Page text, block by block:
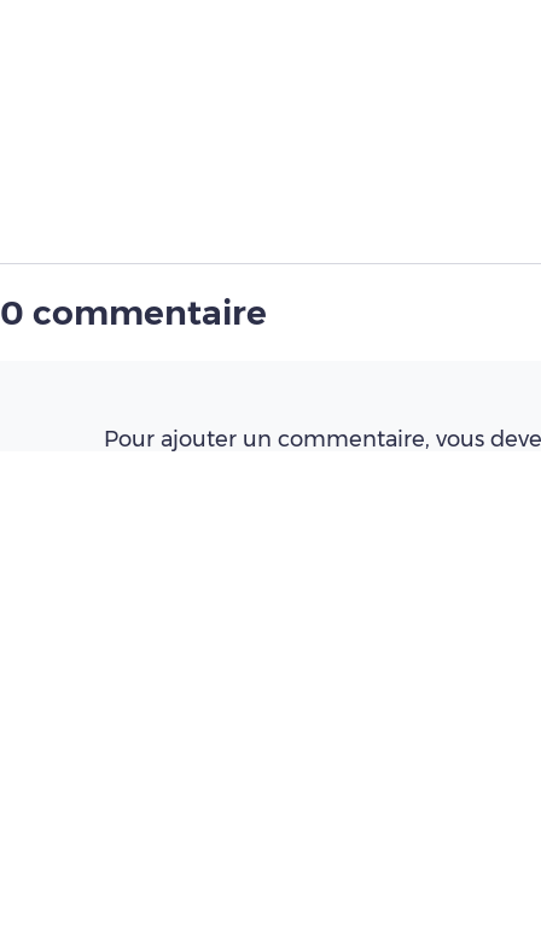
0 commentaire
Pour ajouter un commentaire, vous